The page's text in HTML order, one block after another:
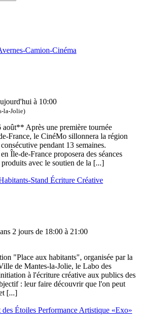
Camion-Cinéma
à 10:00
la-Jolie)
Après une première tournée
France, le CinéMo sillonnera la région
pendant 13 semaines.
Île-de-France proposera des séances
avec le soutien de la [...]
Stand Écriture Créative
2 jours de 18:00 à 21:00
"Place aux habitants", organisée par la
de Mantes-la-Jolie, le Labo des
à l'écriture créative aux publics des
: leur faire découvrir que l'on peut
[...]
Étoiles Performance Artistique «Exo»